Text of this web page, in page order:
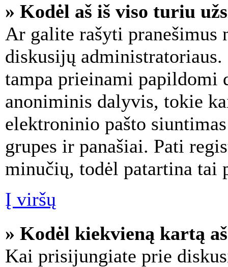
» Kodėl aš iš viso turiu
Ar galite rašyti pranešimus
diskusijų
tampa prieinami papildomi
anoniminis dalyvis, tokie
elektroninio pašto
grupes ir panašiai. Pati
minučių, todėl patartina tai
Į viršų
» Kodėl kiekvieną kartą
Kai prisijungiate prie